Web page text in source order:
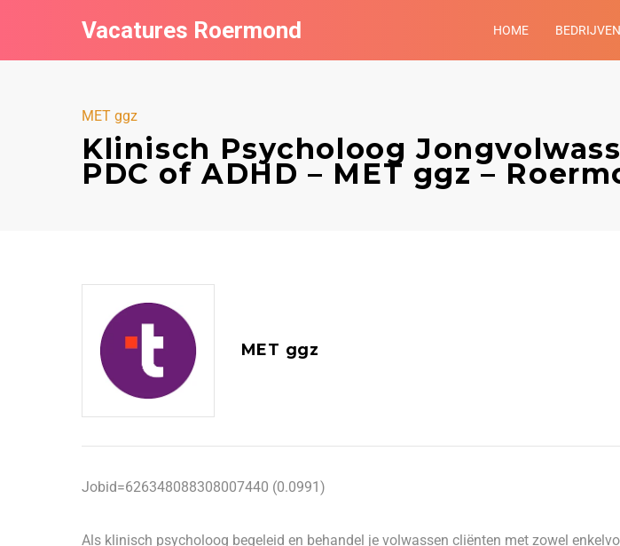
Vacatures Roermond HOME BEDRIJVEN
MET ggz
Klinisch Psycholoog
PDC of ADHD – MET ggz –
MET ggz
Jobid=626348088308007440 (0.0991)
Als klinisch psycholoog begeleid en behandel je volwassen cliënten met zowel